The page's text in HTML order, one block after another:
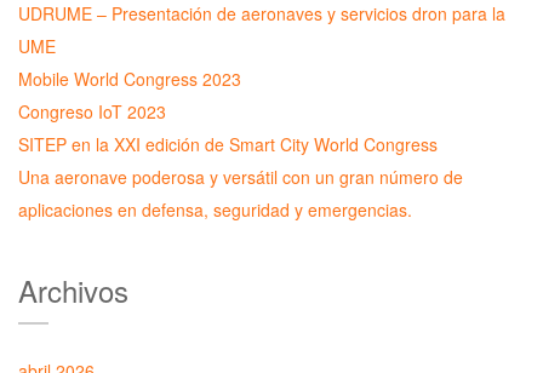
UDRUME – Presentación de aeronaves y servicios dron para la
UME
Mobile World Congress 2023
Congreso IoT 2023
SITEP en la XXI edición de Smart City World Congress
Una aeronave poderosa y versátil con un gran número de
aplicaciones en defensa, seguridad y emergencias.
Archivos